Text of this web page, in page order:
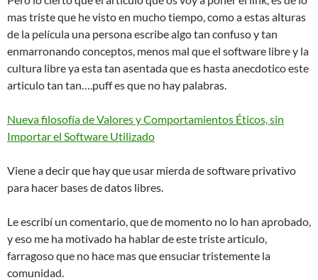
mas triste que he visto en mucho tiempo, como a estas alturas
de la película una persona escribe algo tan confuso y tan
enmarronando conceptos, menos mal que el software libre y la
cultura libre ya esta tan asentada que es hasta anecdotico este
articulo tan tan….puff es que no hay palabras.
Nueva filosofía de Valores y Comportamientos Éticos, sin
Importar el Software Utilizado
Viene a decir que hay que usar mierda de software privativo
para hacer bases de datos libres.
Le escribí un comentario, que de momento no lo han aprobado,
y eso me ha motivado ha hablar de este triste articulo,
farragoso que no hace mas que ensuciar tristemente la
comunidad.